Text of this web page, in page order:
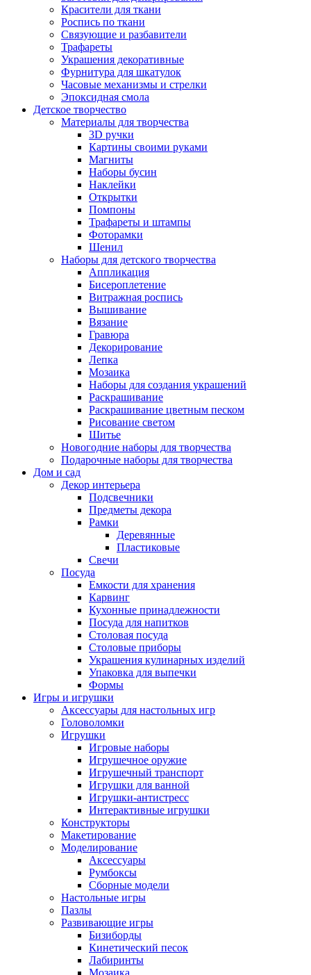
Красители для ткани
Роспись по ткани
Связующие и разбавители
Трафареты
Украшения декоративные
Фурнитура для шкатулок
Часовые механизмы и стрелки
Эпоксидная смола
Детское творчество
Материалы для творчества
3D ручки
Картины своими руками
Магниты
Наборы бусин
Наклейки
Открытки
Помпоны
Трафареты и штампы
Фоторамки
Шенил
Наборы для детского творчества
Аппликация
Бисероплетение
Витражная роспись
Вышивание
Вязание
Гравюра
Декорирование
Лепка
Мозаика
Наборы для создания украшений
Раскрашивание
Раскрашивание цветным песком
Рисование светом
Шитье
Новогодние наборы для творчества
Подарочные наборы для творчества
Дом и сад
Декор интерьера
Подсвечники
Предметы декора
Рамки
Деревянные
Пластиковые
Свечи
Посуда
Емкости для хранения
Карвинг
Кухонные принадлежности
Посуда для напитков
Столовая посуда
Столовые приборы
Украшения кулинарных изделий
Упаковка для выпечки
Формы
Игры и игрушки
Аксессуары для настольных игр
Головоломки
Игрушки
Игровые наборы
Игрушечное оружие
Игрушечный транспорт
Игрушки для ванной
Игрушки-антистресс
Интерактивные игрушки
Конструкторы
Макетирование
Моделирование
Аксессуары
Румбоксы
Сборные модели
Настольные игры
Пазлы
Развивающие игры
Бизиборды
Кинетический песок
Лабиринты
Мозаика